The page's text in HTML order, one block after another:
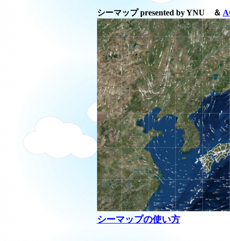
シーマップ presented by YNU ＆
シーマップの使い方